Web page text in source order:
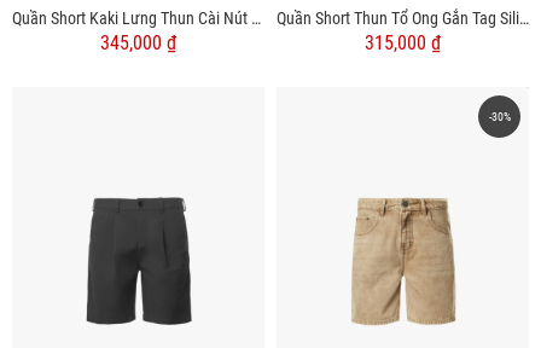
Quần Short Kaki Lưng Thun Cài Nút Form Regular QS060
345,000 ₫
Quần Short Thun Tổ Ong Gắn Tag Silicon Form Regular QS071
315,000 ₫
-30%